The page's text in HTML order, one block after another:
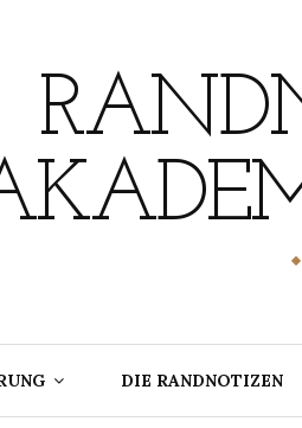
DIE RANDNOTIZEN